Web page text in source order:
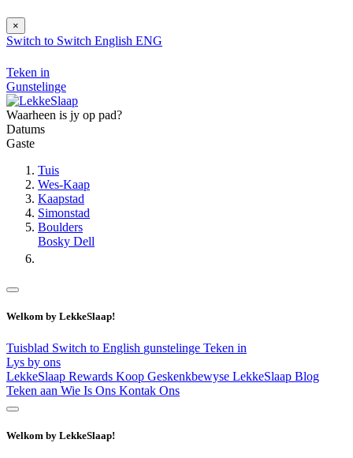
×
Switch to Switch English ENG
Teken in
Gunstelinge
Waarheen is jy op pad?
Datums
Gaste
Tuis
Wes-Kaap
Kaapstad
Simonstad
Boulders
Bosky Dell
Welkom by LekkeSlaap!
Tuisblad Switch to English gunstelinge Teken in
Lys by ons
LekkeSlaap Rewards Koop Geskenkbewyse LekkeSlaap Blog
Teken aan Wie Is Ons Kontak Ons
Welkom by LekkeSlaap!